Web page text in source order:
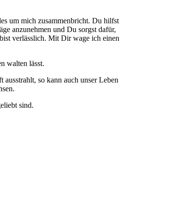
um mich zusammenbricht. Du hilfst
anzunehmen und Du sorgst dafür,
verlässlich. Mit Dir wage ich einen
walten lässt.
so kann auch unser Leben
sind.